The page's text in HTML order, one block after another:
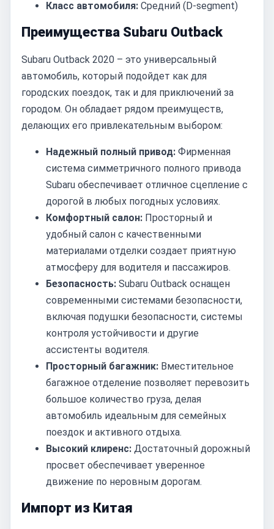
Класс автомобиля: Средний (D-segment)
Преимущества Subaru Outback
Subaru Outback 2020 – это универсальный
автомобиль, который подойдет как для
городских поездок, так и для приключений за
городом. Он обладает рядом преимуществ,
делающих его привлекательным выбором:
Надежный полный привод: Фирменная
система симметричного полного привода
Subaru обеспечивает отличное сцепление с
дорогой в любых погодных условиях.
Комфортный салон: Просторный и
удобный салон с качественными
материалами отделки создает приятную
атмосферу для водителя и пассажиров.
Безопасность: Subaru Outback оснащен
современными системами безопасности,
включая подушки безопасности, системы
контроля устойчивости и другие
ассистенты водителя.
Просторный багажник: Вместительное
багажное отделение позволяет перевозить
большое количество груза, делая
автомобиль идеальным для семейных
поездок и активного отдыха.
Высокий клиренс: Достаточный дорожный
просвет обеспечивает уверенное
движение по неровным дорогам.
Импорт из Китая